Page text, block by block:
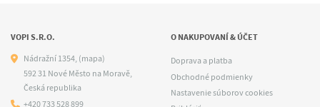
VOPI S.R.O.
Nádražní 1354,(mapa)
592 31 Nové Město na Moravě,
Česká republika
+420 733 528 899
O NAKUPOVANÍ & ÚČET
Doprava a platba
Obchodné podmienky
Nastavenie súborov cookies